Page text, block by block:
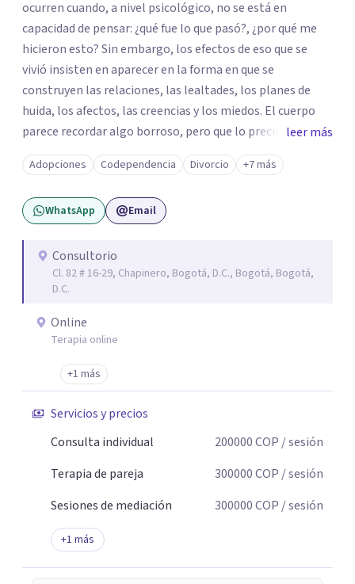
ocurren cuando, a nivel psicológico, no se está en
capacidad de pensar: ¿qué fue lo que pasó?, ¿por qué me
hicieron esto? Sin embargo, los efectos de eso que se
vivió insisten en aparecer en la forma en que se
construyen las relaciones, las lealtades, los planes de
huida, los afectos, las creencias y los miedos. El cuerpo
parece recordar algo borroso, pero que lo precipita a
reaccionar cuando siente una amenaza. Algunas personas
parecen notar que algo pasa y, de vez en cuando, en la
propia persona aparece la pregunta: ¿tendrá que ver esto
con lo que me pasó? De las violencias es difícil hablar con
proteger de esa historia difícil; a veces, por la misma duda
que se tiene sobre lo que pasó; y, a veces, por los silencios
que se impusieron para no hablar. Te propongo una
psicoterapia para ayudar a integrar eso que pasó y para
ayudar a pensar todo lo que generó. Soltar el lazo con el
de quienes estuvieron, de quienes agredieron o de quienes
leer más
Adopciones Codependencia Divorcio +7 más
WhatsApp Email
Consultorio
Cl. 82 # 16-29, Chapinero, Bogotá, D.C., Bogotá, Bogotá,
D.C.
Online
Terapia online
+1 más
Servicios y precios
Consulta individual
200000COP / sesión
Terapia de pareja
300000COP / sesión
Sesiones de mediación
300000COP / sesión
+1 más